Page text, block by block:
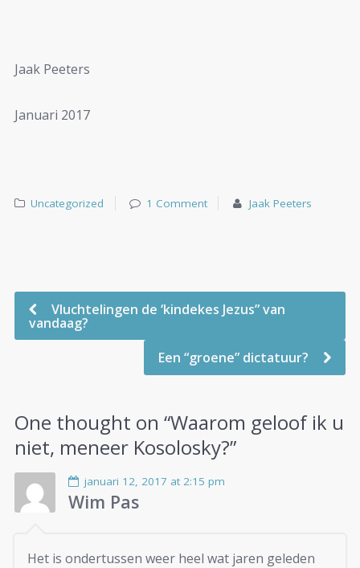
Jaak Peeters
Januari 2017
Uncategorized 1 Comment Jaak Peeters
Vluchtelingen de ‘kindekes Jezus” van
vandaag?
Een “groene” dictatuur?
One thought on “Waarom geloof ik u
niet, meneer Kosolosky?”
januari 12, 2017 at 2:15 pm
Wim Pas
Het is ondertussen weer heel wat jaren geleden